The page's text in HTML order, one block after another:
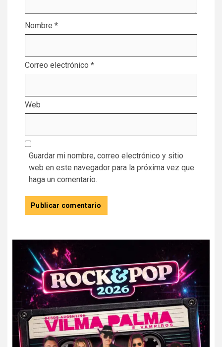
Nombre *
Correo electrónico *
Web
Guardar mi nombre, correo electrónico y sitio
web en este navegador para la próxima vez que
haga un comentario.